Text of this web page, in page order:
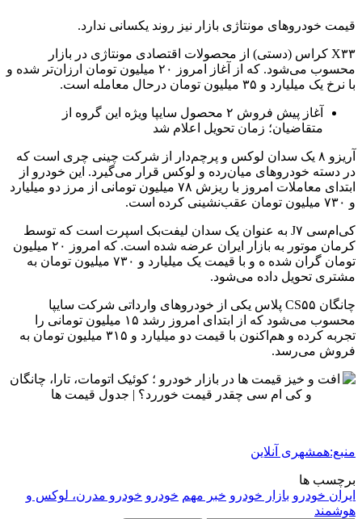
قیمت خودروهای مونتاژی بازار نیز روند یکسانی ندارد.
X۳۳ کراس (دستی) از محصولات اقتصادی‌ مونتاژی در بازار
محسوب می‌شود. که از آغاز امروز ۲۰ میلیون تومان ارزان‌تر شده و
با نرخ یک میلیارد و ۳۵ میلیون تومان درحال معامله است.
آغاز پیش فروش ۲ محصول سایپا ویژه این گروه از
متقاضیان؛ زمان تحویل اعلام شد
آریزو ۸ یک سدان لوکس و پرچم‌دار از شرکت چینی چری است که
در دسته خودروهای میان‌رده و لوکس قرار می‌گیرد. این خودرو از
ابتدای معاملات امروز با ریزش ۷۸ میلیون تومانی از مرز دو میلیارد
و ۷۳۰ میلیون تومان عقب‌نشینی کرده است.
کی‌ام‌سی J۷ به عنوان یک سدان لیفت‌بک اسپرت است که توسط
کرمان موتور به بازار ایران عرضه شده است. که امروز ۲۰ میلیون
تومان گران شده ه و با قیمت یک میلیارد و ۷۳۰ میلیون تومان به
مشتری تحویل داده می‌شود.
چانگان CS۵۵ پلاس یکی از خودروهای وارداتی شرکت سایپا
محسوب می‌شود که از ابتدای امروز رشد ۱۵ میلیون تومانی را
تجربه کرده و هم‌اکنون با قیمت دو میلیارد و ۳۱۵ میلیون تومان به
فروش می‌رسد.
منبع:همشهری آنلاین
برچسب ها
ايران خودرو بازار خودرو خبر مهم خودرو خودرو مدرن، لوکس و
هوشمند